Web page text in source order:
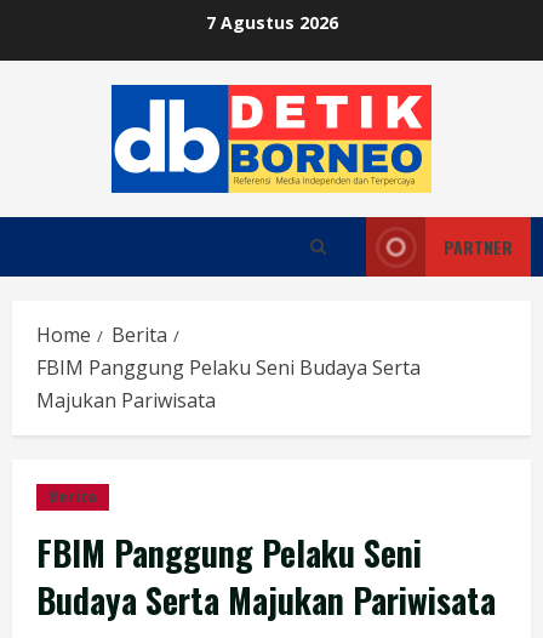
7 Agustus 2026
PARTNER
Home
Berita
FBIM Panggung Pelaku Seni Budaya Serta
Majukan Pariwisata
Berita
FBIM Panggung Pelaku Seni
Budaya Serta Majukan Pariwisata